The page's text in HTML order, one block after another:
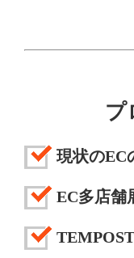
プ
現状のEC
EC多店舗